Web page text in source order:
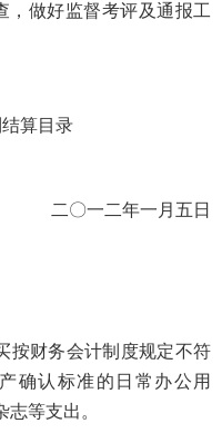
，做好监督考评及通报工
算目录
二〇一二年一月五日
按财务会计制度规定不符
确认标准的日常办公用
志等支出。